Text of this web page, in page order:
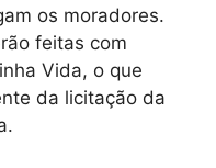
os moradores.
feitas com
Vida, o que
da licitação da